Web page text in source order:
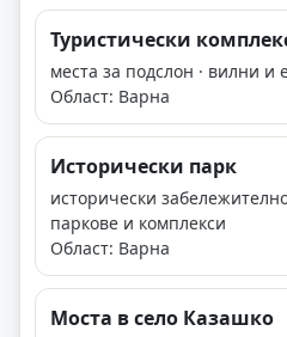
Туристически
места за подслон · вилни и
Област: Варна
Исторически парк
исторически
паркове и комплекси
Област: Варна
Моста в село Казашко